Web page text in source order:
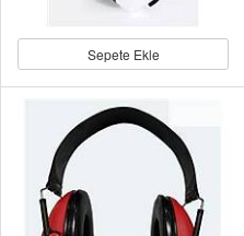
Sepete Ekle